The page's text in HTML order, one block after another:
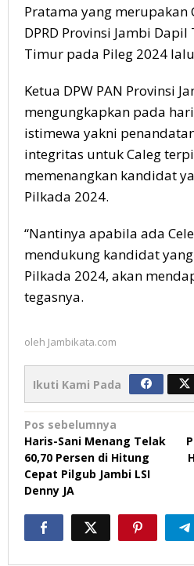
Pratama yang merupakan
DPRD Provinsi Jambi
Timur pada Pileg 2024
Ketua DPW PAN Provinsi
mengungkapkan pada
istimewa yakni
integritas untuk Caleg
memenangkan kandidat
Pilkada 2024.
“Nantinya apabila ada
mendukung kandidat
Pilkada 2024, akan
tegasnya.
oleh Jambikata.com
Ikuti Kami Pada
Navigasi
pos
Pos sebelumnya
Haris-Sani Menang Telak
60,70 Persen di Hitung
Cepat Pilgub Jambi LSI
Denny JA